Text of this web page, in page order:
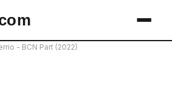
- BCN Part (2022)